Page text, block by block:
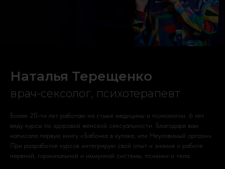
Наталья Терещенко
врач-сексолог, психотерапевт
Более 20-ти лет работаю на стыке медицины и психологии. 6 лет
веду курсы по здоровой женской сексуальности. Благодаря вам
написала первую книгу «Бабочка в кулаке, или Неуловимый оргазм».
При разработке курсов интегрирую свой опыт и знания о работе
нервной, гормональной и иммунной системы, психики и тела.